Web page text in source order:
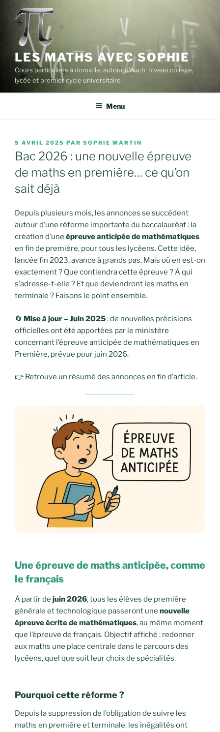
contenu
principal
LES MATHS AVEC SOPHIE
Cours particuliers à domicile, autour d'Auch, niveau collège,
lycée et premier cycle universitaire
Menu
PUBLIÉ
LE
5 AVRIL 2025 PAR SOPHIE MARTIN
Bac 2026 : une nouvelle épreuve
de maths en première… ce qu’on
sait déjà
Depuis plusieurs mois, les annonces se succèdent
autour d’une réforme importante du baccalauréat : la
création d’une épreuve anticipée de mathématiques
en fin de première, pour tous les lycéens. Cette idée,
lancée fin 2023, avance à grands pas. Mais où en est-on
exactement ? Que contiendra cette épreuve ? À qui
s’adresse-t-elle ? Et que deviendront les maths en
terminale ? Faisons le point ensemble.
🔄 Mise à jour – Juin 2025: de nouvelles précisions
officielles ont été apportées par le ministère
concernant l’épreuve anticipée de mathématiques en
Première, prévue pour juin 2026.
👉 Retrouve un résumé des annonces en fin d’article.
Une épreuve de maths anticipée, comme
le français
À partir de juin 2026, tous les élèves de première
générale et technologique passeront une nouvelle
épreuve écrite de mathématiques, au même moment
que l’épreuve de français. Objectif affiché : redonner
aux maths une place centrale dans le parcours des
lycéens, quel que soit leur choix de spécialités.
Pourquoi cette réforme ?
Depuis la suppression de l’obligation de suivre les
maths en première et terminale, les inégalités ont